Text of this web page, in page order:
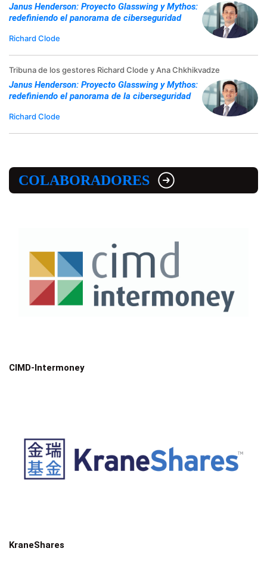
Janus Henderson: Proyecto Glasswing y Mythos:
redefiniendo el panorama de ciberseguridad
Richard Clode
Tribuna de los gestores Richard Clode y Ana Chkhikvadze
Janus Henderson: Proyecto Glasswing y Mythos:
redefiniendo el panorama de la ciberseguridad
Richard Clode
COLABORADORES
CIMD-Intermoney
KraneShares